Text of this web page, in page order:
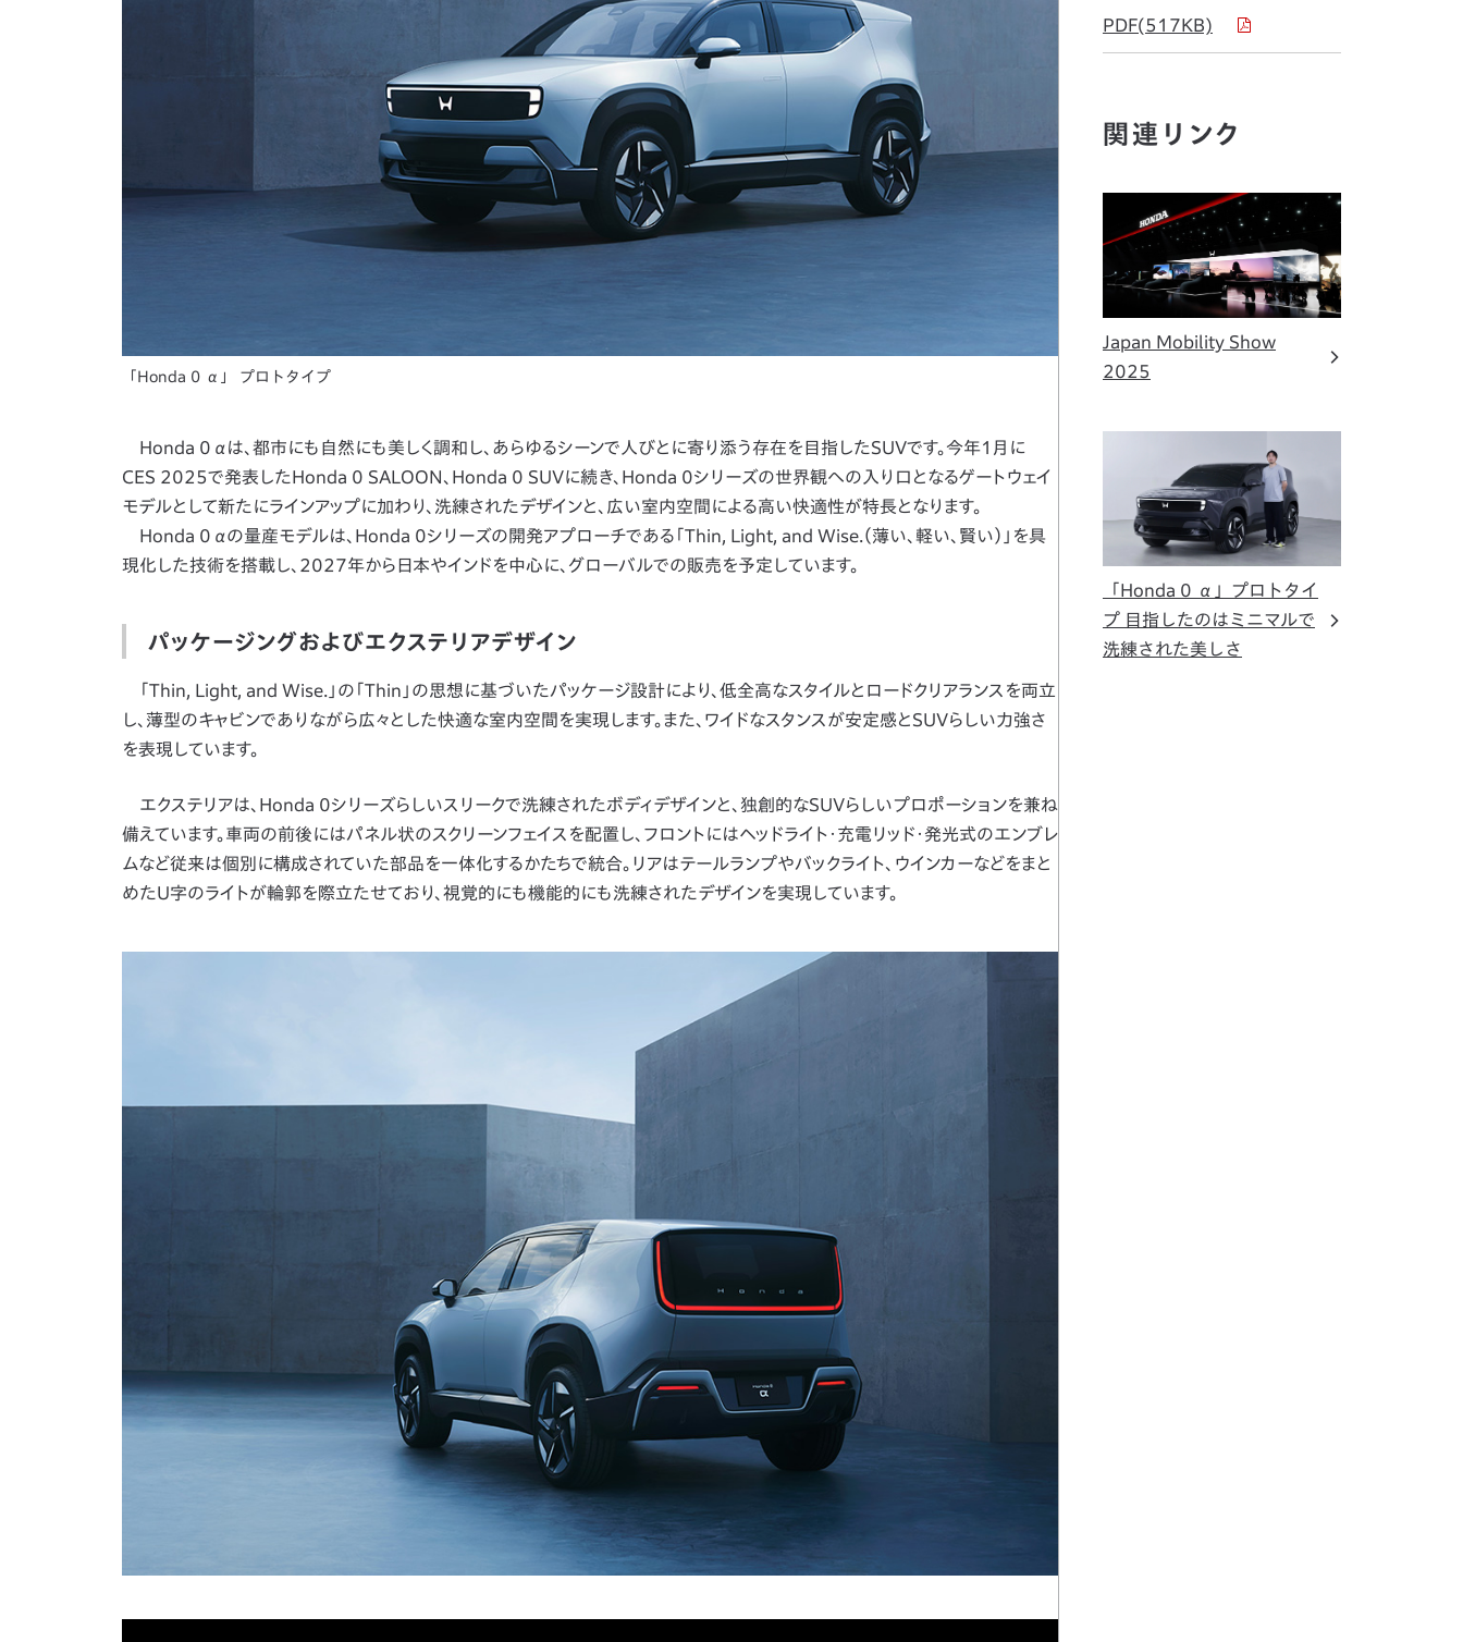
「Honda 0 α」 プロトタイプ
Honda 0 αは、都市にも自然にも美しく調和し、あらゆるシーンで人びとに寄り添う存在を目指したSUVです。今年1月に
CES 2025で発表したHonda 0 SALOON、Honda 0 SUVに続き、Honda 0シリーズの世界観への入り口となるゲートウェイ
モデルとして新たにラインアップに加わり、洗練されたデザインと、広い室内空間による高い快適性が特長となります。
Honda 0 αの量産モデルは、Honda 0シリーズの開発アプローチである「Thin, Light, and Wise.（薄い、軽い、賢い）」を具
現化した技術を搭載し、2027年から日本やインドを中心に、グローバルでの販売を予定しています。
パッケージングおよびエクステリアデザイン
「Thin, Light, and Wise.」の「Thin」の思想に基づいたパッケージ設計により、低全高なスタイルとロードクリアランスを両立
し、薄型のキャビンでありながら広々とした快適な室内空間を実現します。また、ワイドなスタンスが安定感とSUVらしい力強さ
を表現しています。
エクステリアは、Honda 0シリーズらしいスリークで洗練されたボディデザインと、独創的なSUVらしいプロポーションを兼ね
備えています。車両の前後にはパネル状のスクリーンフェイスを配置し、フロントにはヘッドライト・充電リッド・発光式のエンブレ
ムなど従来は個別に構成されていた部品を一体化するかたちで統合。リアはテールランプやバックライト、ウインカーなどをまと
めたU字のライトが輪郭を際立たせており、視覚的にも機能的にも洗練されたデザインを実現しています。
PDF(517KB)
関連リンク
Japan Mobility Show
2025
「Honda 0 α」プロトタイ
プ 目指したのはミニマルで
洗練された美しさ